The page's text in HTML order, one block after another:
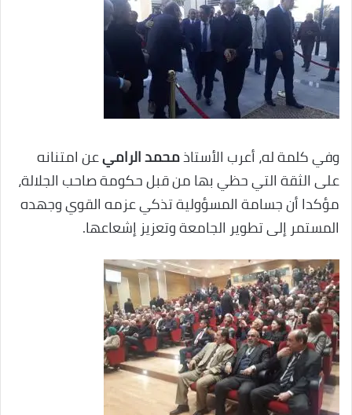
وفي كلمة له، أعرب الأستاذمحمد الراميعن امتنانه
على الثقة التي حظي بها من قبل حكومة صاحب الجلالة،
مؤكدا أن جسامة المسؤولية تذكي عزمه القوي وجهده
المستمر إلى تطوير الجامعة وتعزيز إشعاعها.